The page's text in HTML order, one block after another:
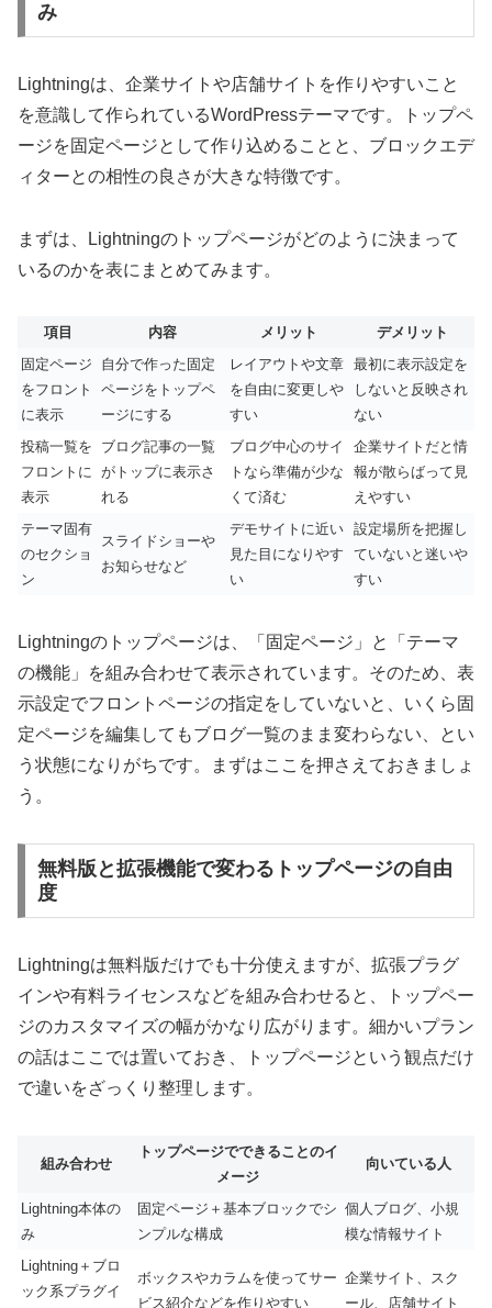
み
Lightningは、企業サイトや店舗サイトを作りやすいこと
を意識して作られているWordPressテーマです。トップペ
ージを固定ページとして作り込めることと、ブロックエデ
ィターとの相性の良さが大きな特徴です。
まずは、Lightningのトップページがどのように決まって
いるのかを表にまとめてみます。
項目 内容 メリット
デメリット
固定ページ
をフロント
に表示
自分で作った固定
ページをトップペ
ージにする
レイアウトや文章
を自由に変更しや
すい
最初に表示設定を
しないと反映され
ない
投稿一覧を
フロントに
表示
ブログ記事の一覧
がトップに表示さ
れる
ブログ中心のサイ
トなら準備が少な
くて済む
企業サイトだと情
報が散らばって見
えやすい
テーマ固有
のセクショ
ン
スライドショーや
お知らせなど
デモサイトに近い
見た目になりやす
い
設定場所を把握し
ていないと迷いや
すい
Lightningのトップページは、「固定ページ」と「テーマ
の機能」を組み合わせて表示されています。そのため、表
示設定でフロントページの指定をしていないと、いくら固
定ページを編集してもブログ一覧のまま変わらない、とい
う状態になりがちです。まずはここを押さえておきましょ
う。
無料版と拡張機能で変わるトップページの自由
度
Lightningは無料版だけでも十分使えますが、拡張プラグ
インや有料ライセンスなどを組み合わせると、トップペー
ジのカスタマイズの幅がかなり広がります。細かいプラン
の話はここでは置いておき、トップページという観点だけ
で違いをざっくり整理します。
組み合わせ
トップページでできることのイ
メージ
向いている人
Lightning本体の
み
固定ページ＋基本ブロックでシ
ンプルな構成
個人ブログ、小規
模な情報サイト
Lightning＋ブロ
ック系プラグイ
ボックスやカラムを使ってサー
ビス紹介などを作りやすい
企業サイト、スク
ール、店舗サイト